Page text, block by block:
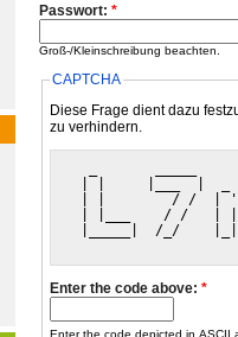
Passwort: *
Groß-/Kleinschreibung beachten.
CAPTCHA
Diese Frage dient dazu
zu verhindern.
| |        / /  |
| |___    / /   |
|_____|  /_/
Enter the code above: *
Enter the code depicted in ASCII